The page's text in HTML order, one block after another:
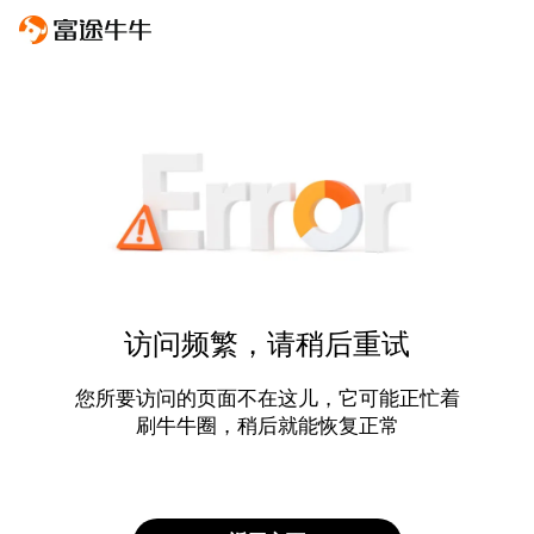
访问频繁，请稍后重试
您所要访问的页面不在这儿，它可能正忙着
刷牛牛圈，稍后就能恢复正常